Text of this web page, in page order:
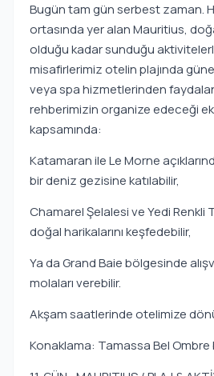
Bugün tam gün serbest zaman.
ortasında yer alan Mauritius,
olduğu kadar sunduğu
misafirlerimiz otelin plajında
veya spa hizmetlerinden
rehberimizin organize edeceği
kapsamında:
Katamaran ile Le Morne
bir deniz gezisine katılabilir,
Chamarel Şelalesi ve Yedi Renkli
doğal harikalarını keşfedebilir,
Ya da Grand Baie bölgesinde
molaları verebilir.
Akşam saatlerinde otelimize
Konaklama: Tamassa Bel Ombre